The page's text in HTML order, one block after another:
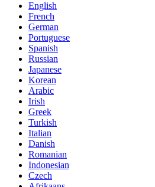
English
French
German
Portuguese
Spanish
Russian
Japanese
Korean
Arabic
Irish
Greek
Turkish
Italian
Danish
Romanian
Indonesian
Czech